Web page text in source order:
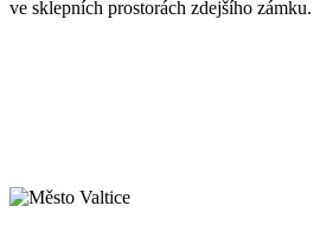
ve sklepních prostorách zdejšího zámku.